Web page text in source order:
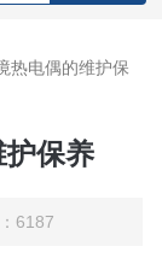
热电偶的维护保
保养
6187